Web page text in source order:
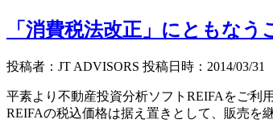
「消費税法改正」にともなう
投稿者：JT ADVISORS 投稿日時：2014/03/31
平素より不動産投資分析ソフトREIFAをご利
REIFAの税込価格は据え置きとして、販売を